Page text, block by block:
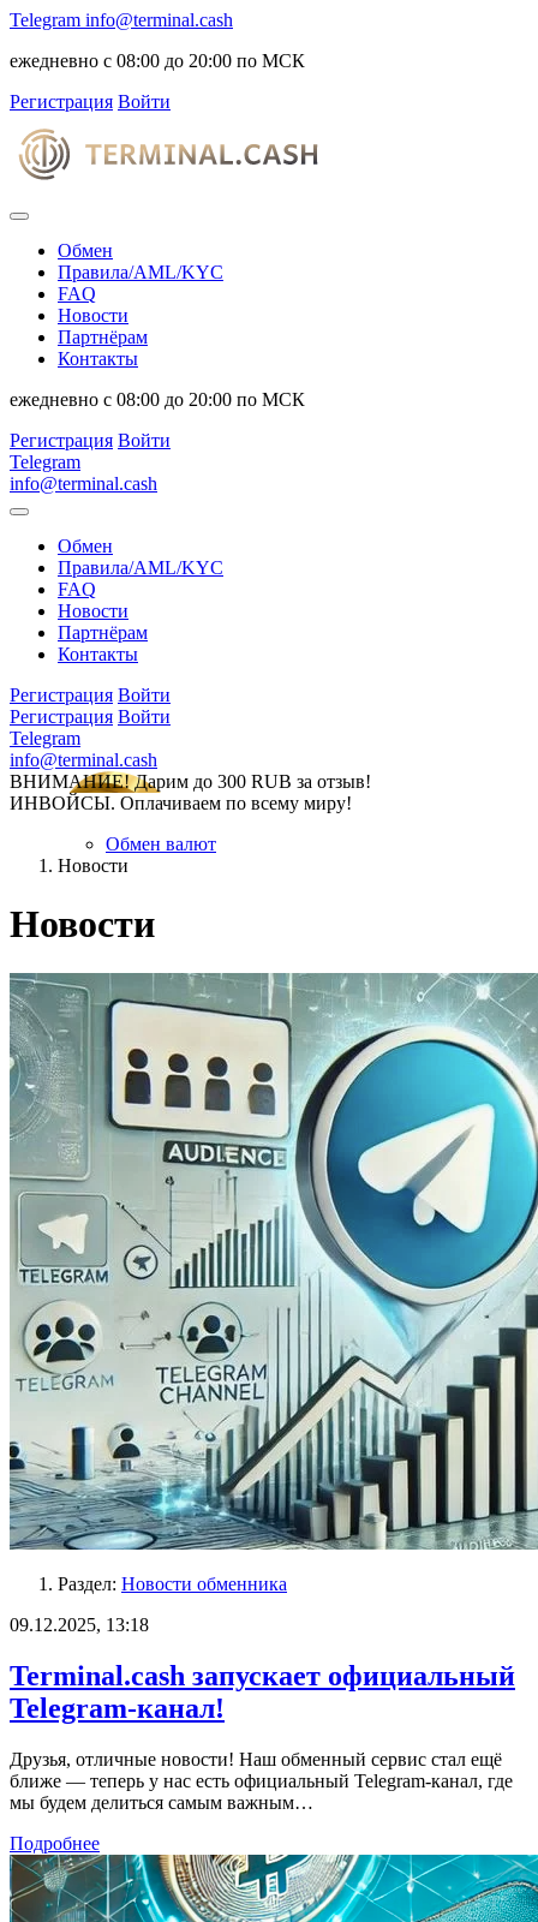
Telegram info@terminal.cash
ежедневно с 08:00 до 20:00 по МСК
Регистрация Войти
Обмен
Правила/AML/KYC
FAQ
Новости
Партнёрам
Контакты
ежедневно с 08:00 до 20:00 по МСК
Регистрация Войти
Telegram
info@terminal.cash
Обмен
Правила/AML/KYC
FAQ
Новости
Партнёрам
Контакты
Регистрация Войти
Регистрация Войти
Telegram
info@terminal.cash
ВНИМАНИЕ! Дарим до 300 RUB за отзыв!
ИНВОЙСЫ. Оплачиваем по всему миру!
Обмен валют
Новости
Новости
Раздел: Новости обменника
09.12.2025, 13:18
Terminal.cash запускает официальный
Telegram-канал!
Друзья, отличные новости! Наш обменный сервис стал ещё
ближе — теперь у нас есть официальный Telegram-канал, где
мы будем делиться самым важным…
Подробнее